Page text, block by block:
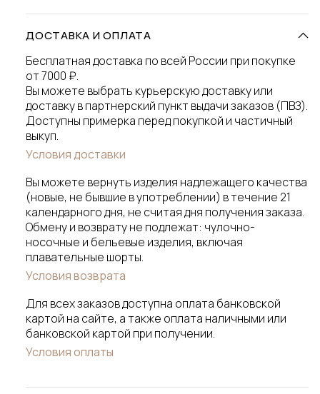
ДОСТАВКА И ОПЛАТА
Бесплатная доставка по всей России при покупке
от 7000 ₽.
Вы можете выбрать курьерскую доставку или
доставку в партнерский пункт выдачи заказов (ПВЗ).
Доступны примерка перед покупкой и частичный
выкуп.
Условия доставки
Вы можете вернуть изделия надлежащего качества
(новые, не бывшие в употреблении) в течение 21
календарного дня, не считая дня получения заказа.
Обмену и возврату не подлежат: чулочно-
носочные и бельевые изделия, включая
плавательные шорты.
Условия возврата
Для всех заказов доступна оплата банковской
картой на сайте, а также оплата наличными или
банковской картой при получении.
Условия оплаты